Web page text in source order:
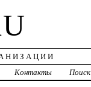
Контакты Поиск